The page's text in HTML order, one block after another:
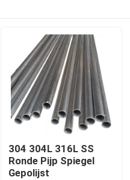
304 304L 316L SS
Ronde Pijp Spiegel
Gepolijst